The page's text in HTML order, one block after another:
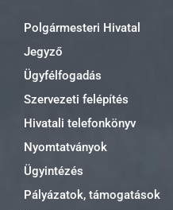
Polgármesteri Hivatal
Jegyző
Ügyfélfogadás
Szervezeti felépítés
Hivatali telefonkönyv
Nyomtatványok
Ügyintézés
Pályázatok, támogatások